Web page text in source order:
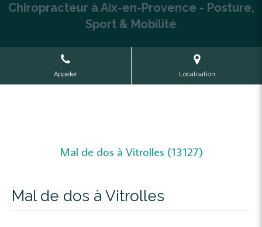
Chiropracteur à Aix-en-Provence - Posture,
Sport & Mobilité
Appeler Localisation
Mal de dos à Vitrolles (13127)
Mal de dos à Vitrolles